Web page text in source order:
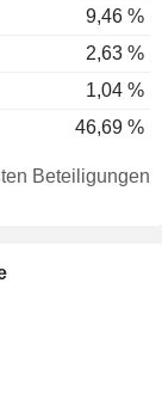
9,46 %
2,63 %
1,04 %
46,69 %
Beteiligungen